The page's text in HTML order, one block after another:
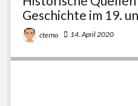
Über …
Geschichte im 19.
cterno 14. April 2020